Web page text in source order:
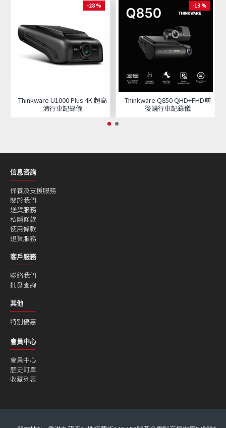
-28 %
Thinkware U1000 Plus 4K 超高
清行車記錄儀
-13 %
Thinkware Q850 QHD+FHD前
後鏡行車記錄儀
信息咨詢
保養及支援服務
關於我們
送貨服務
私隱條款
使用條款
退貨服務
客戶服務
聯絡我們
批發查詢
其他
特別優惠
會員中心
會員中心
歷史訂單
收藏列表